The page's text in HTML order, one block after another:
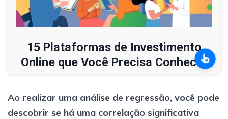
15 Plataformas de Investimento
Online que Você Precisa Conhecer
Ao realizar uma análise de regressão, você pode
descobrir se há uma correlação significativa